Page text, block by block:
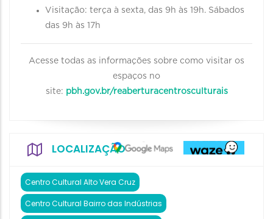
Visitação: terça à sexta, das 9h às 19h. Sábados
das 9h às 17h
Acesse todas as informações sobre como visitar os
espaços no
site: pbh.gov.br/reaberturacentrosculturais
LOCALIZAÇÃO
Centro Cultural Alto Vera Cruz
Centro Cultural Bairro das Indústrias